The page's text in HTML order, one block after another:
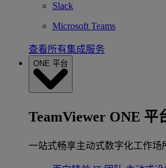
Slack
Microsoft Teams
查看所有集成服务
ONE 平台
TeamViewer ONE 平
一站式畅享主动式数字化工作场